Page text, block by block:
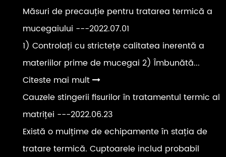
Măsuri de precauție pentru tratarea termică a
mucegaiului ---2022.07.01
1) Controlați cu strictețe calitatea inerentă a
materiilor prime de mucegai 2) Îmbunătă...
Citeste mai mult
Cauzele stingerii fisurilor în tratamentul termic al
matriței ---2022.06.23
Există o mulțime de echipamente în stația de
tratare termică. Cuptoarele includ probabil